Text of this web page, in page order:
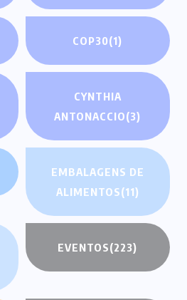
COP30(1)
CYNTHIA
ANTONACCIO(3)
EMBALAGENS DE
ALIMENTOS(11)
EVENTOS(223)